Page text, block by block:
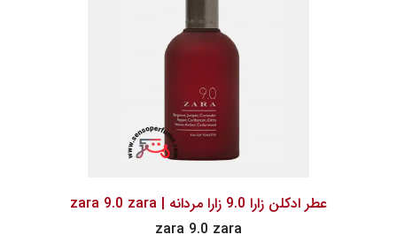
عطر ادکلن زارا 9.0 زارا مردانه | zara 9.0 zara
zara 9.0 zara